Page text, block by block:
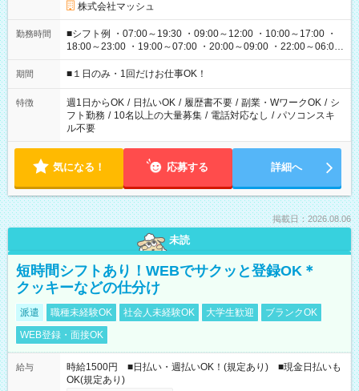
株式会社マッシュ
勤務時間
■シフト例 ・07:00～19:30 ・09:00～12:00 ・10:00～17:00 ・
18:00～23:00 ・19:00～07:00 ・20:00～09:00 ・22:00～06:00
etc ★最短で3時間で5,120円のお仕事から 15時間で2万円近く稼
げるお仕事も！ ご希望のお時間に合わせてご紹介！ ※シフトは
ください！
期間 ■１日のみ・1回だけお仕事OK！
特徴 週1日からOK / 日払いOK / 履歴書不要 / 副業・WワークOK / シ
フト勤務 / 10名以上の大量募集 / 電話対応なし / パソコンスキ
ル不要
気になる！ 応募する 詳細へ
掲載日：2026.08.06
未読
短時間シフトあり！WEBでサクッと登録OK＊
クッキーなどの仕分け
派遣 職種未経験OK 社会人未経験OK 大学生歓迎
ブランクOK
WEB登録・面接OK
給与
時給1500円 ■日払い・週払いOK！(規定あり) ■現金日払いも
OK(規定あり)